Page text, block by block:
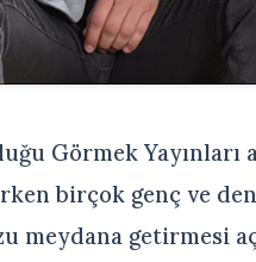
Görmek Yayınları
birçok genç ve
meydana getirmesi